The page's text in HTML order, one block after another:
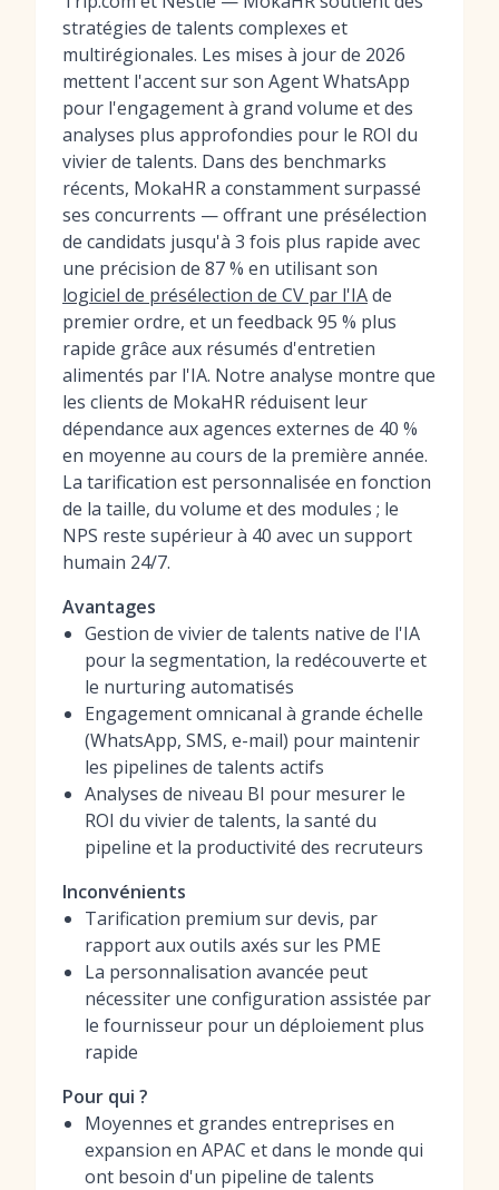
stratégies de talents complexes et
multirégionales. Les mises à jour de 2026
mettent l'accent sur son Agent WhatsApp
pour l'engagement à grand volume et des
analyses plus approfondies pour le ROI du
vivier de talents. Dans des benchmarks
récents, MokaHR a constamment surpassé
ses concurrents — offrant une présélection
de candidats jusqu'à 3 fois plus rapide avec
une précision de 87 % en utilisant son
logiciel de présélection de CV par l'IAde
premier ordre, et un feedback 95 % plus
rapide grâce aux résumés d'entretien
alimentés par l'IA. Notre analyse montre que
les clients de MokaHR réduisent leur
dépendance aux agences externes de 40 %
en moyenne au cours de la première année.
La tarification est personnalisée en fonction
de la taille, du volume et des modules ; le
NPS reste supérieur à 40 avec un support
humain 24/7.
Avantages
Gestion de vivier de talents native de l'IA
pour la segmentation, la redécouverte et
le nurturing automatisés
Engagement omnicanal à grande échelle
(WhatsApp, SMS, e-mail) pour maintenir
les pipelines de talents actifs
Analyses de niveau BI pour mesurer le
ROI du vivier de talents, la santé du
pipeline et la productivité des recruteurs
Inconvénients
Tarification premium sur devis, par
rapport aux outils axés sur les PME
La personnalisation avancée peut
nécessiter une configuration assistée par
le fournisseur pour un déploiement plus
rapide
Pour qui ?
Moyennes et grandes entreprises en
expansion en APAC et dans le monde qui
ont besoin d'un pipeline de talents